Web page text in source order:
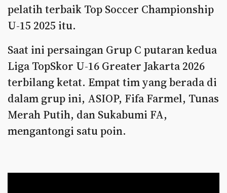
pelatih terbaik Top Soccer Championship
U-15 2025 itu.
Saat ini persaingan Grup C putaran kedua
Liga TopSkor U-16 Greater Jakarta 2026
terbilang ketat. Empat tim yang berada di
dalam grup ini, ASIOP, Fifa Farmel, Tunas
Merah Putih, dan Sukabumi FA,
mengantongi satu poin.